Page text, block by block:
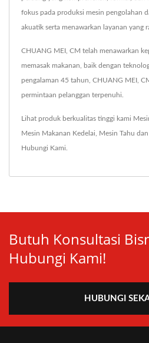
fokus pada produksi mesin pengolahan
akuatik serta menawarkan layanan yang
CHUANG MEI, CM telah menawarkan
memasak makanan, baik dengan
pengalaman 45 tahun, CHUANG MEI,
permintaan pelanggan terpenuhi.
Lihat produk berkualitas tinggi kami
Mesin Makanan Kedelai Mesin Tahu
Hubungi Kami
Butuh Konsultasi
Hubungi Kami!
HUBUNGI